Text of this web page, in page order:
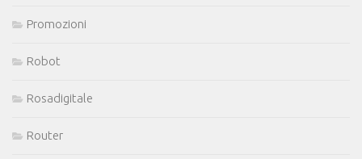
Promozioni
Robot
Rosadigitale
Router